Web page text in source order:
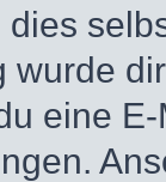
wurde
eine